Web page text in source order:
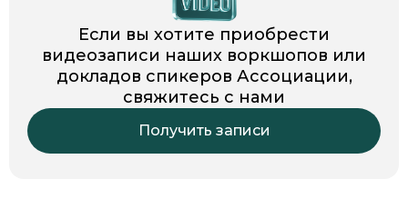
Если вы хотите приобрести
видеозаписи наших воркшопов или
докладов спикеров Ассоциации,
свяжитесь с нами
Получить записи